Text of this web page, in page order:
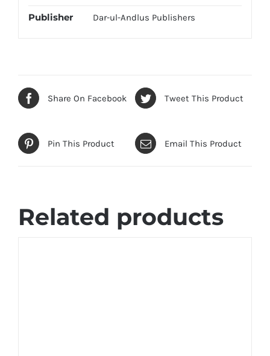
Publisher Dar-ul-Andlus Publishers
Share On Facebook Tweet This Product
Pin This Product Email This Product
Related products